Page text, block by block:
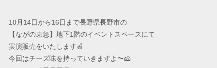
10月14日から16日まで長野県長野市の
【ながの東急】地下1階のイベントスペースにて
実演販売をいたします🍎
今回はチーズ味を持っていきますよ〜🧀